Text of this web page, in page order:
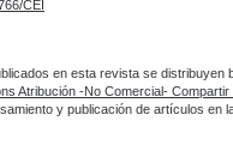
CEI
en esta revista se distribuyen
Atribución -No Comercial-
y publicación de artículos en